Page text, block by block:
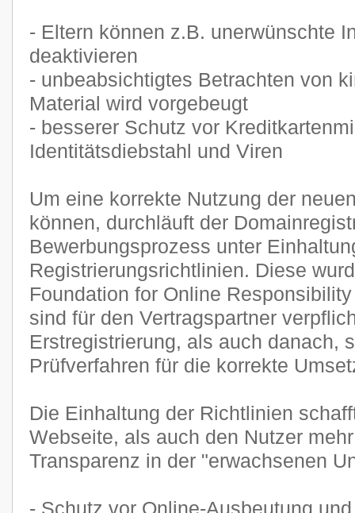
- Eltern können z.B. unerwünschte
deaktivieren
- unbeabsichtigtes Betrachten von
Material wird vorgebeugt
- besserer Schutz vor
Identitätsdiebstahl und Viren
Um eine korrekte Nutzung der
können, durchläuft der
Bewerbungsprozess unter
Registrierungsrichtlinien. Diese
Foundation for Online
sind für den Vertragspartner
Erstregistrierung, als auch danach,
Prüfverfahren für die korrekte
Die Einhaltung der Richtlinien
Webseite, als auch den Nutzer
Transparenz in der "erwachsenen
- Schutz vor Online-Ausbeutung